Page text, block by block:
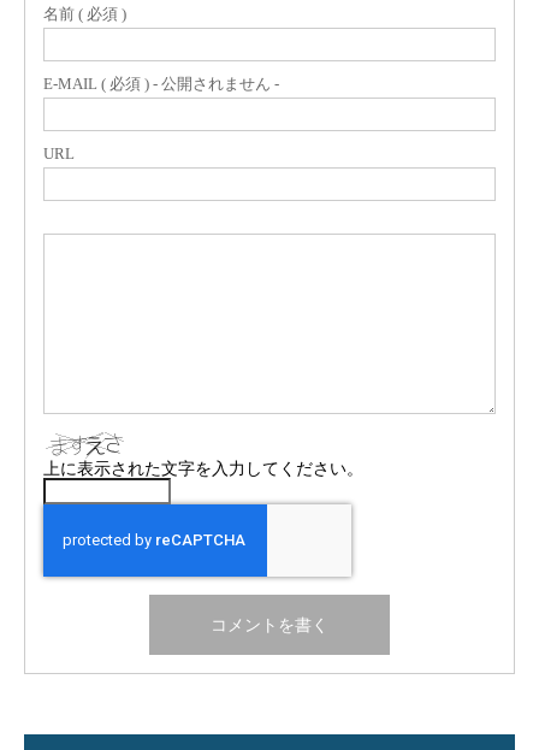
名前 ( 必須 )
E-MAIL ( 必須 ) - 公開されません -
URL
上に表示された文字を入力してください。